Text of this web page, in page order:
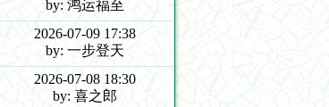
by: 鸿运福至
2026-07-09 17:38
by: 一步登天
2026-07-08 18:30
by: 喜之郎